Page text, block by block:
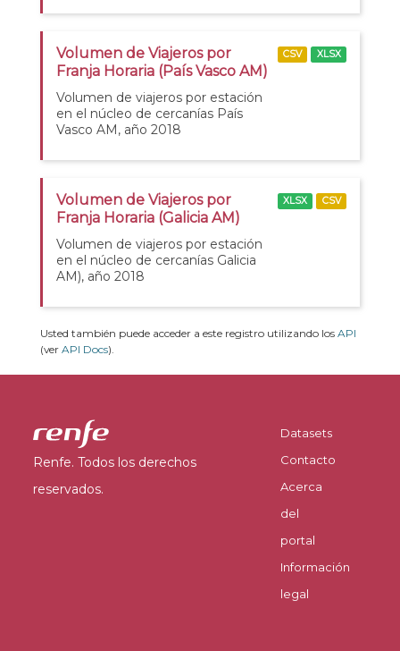
Volumen de Viajeros por
Franja Horaria (País Vasco AM)
Volumen de viajeros por estación
en el núcleo de cercanías País
Vasco AM, año 2018
CSV XLSX
Volumen de Viajeros por
Franja Horaria (Galicia AM)
Volumen de viajeros por estación
en el núcleo de cercanías Galicia
AM), año 2018
XLSX CSV
Usted también puede acceder a este registro utilizando los API
(ver API Docs).
Renfe. Todos los derechos
reservados.
Datasets
Contacto
Acerca
del
portal
Información
legal